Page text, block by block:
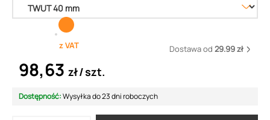
z VAT Dostawa od 29.99 zł
98,63 zł szt.
Dostępność:Wysyłka do 23 dni roboczych